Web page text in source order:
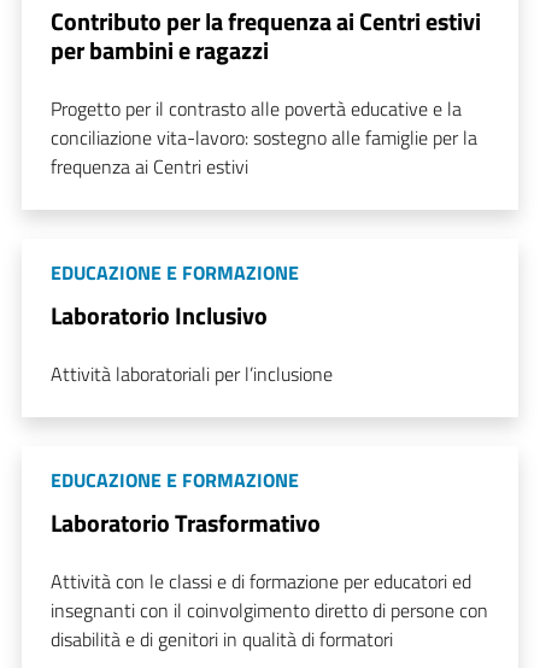
Contributo per la frequenza ai Centri estivi
per bambini e ragazzi
Progetto per il contrasto alle povertà educative e la
conciliazione vita-lavoro: sostegno alle famiglie per la
frequenza ai Centri estivi
EDUCAZIONE E FORMAZIONE
Laboratorio Inclusivo
Attività laboratoriali per l’inclusione
EDUCAZIONE E FORMAZIONE
Laboratorio Trasformativo
Attività con le classi e di formazione per educatori ed
insegnanti con il coinvolgimento diretto di persone con
disabilità e di genitori in qualità di formatori